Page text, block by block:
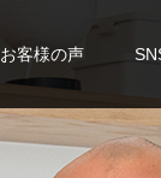
お客様の声